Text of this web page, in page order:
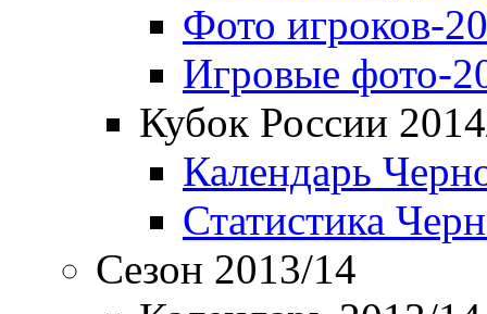
Фото игроков-
Игровые фото-
Кубок России
Календарь
Статистика
Сезон 2013/14